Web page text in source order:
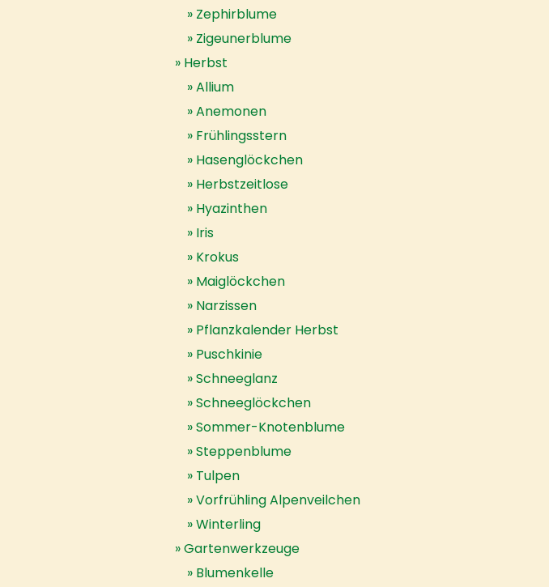
Zephirblume
Zigeunerblume
Herbst
Allium
Anemonen
Frühlingsstern
Hasenglöckchen
Herbstzeitlose
Hyazinthen
Iris
Krokus
Maiglöckchen
Narzissen
Pflanzkalender Herbst
Puschkinie
Schneeglanz
Schneeglöckchen
Sommer-Knotenblume
Steppenblume
Tulpen
Vorfrühling Alpenveilchen
Winterling
Gartenwerkzeuge
Blumenkelle